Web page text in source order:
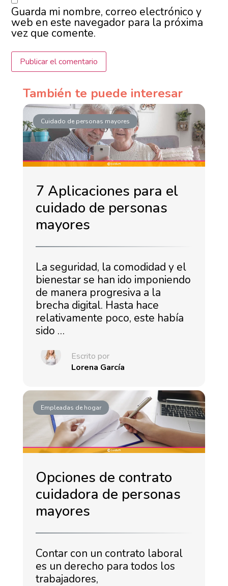
Guarda mi nombre, correo electrónico y
web en este navegador para la próxima
vez que comente.
También te puede interesar
Cuidado de personas mayores
7 Aplicaciones para el
cuidado de personas
mayores
La seguridad, la comodidad y el
bienestar se han ido imponiendo
de manera progresiva a la
brecha digital. Hasta hace
relativamente poco, este había
sido …
Escrito por
Lorena García
Empleadas de hogar
Opciones de contrato
cuidadora de personas
mayores
Contar con un contrato laboral
es un derecho para todos los
trabajadores,